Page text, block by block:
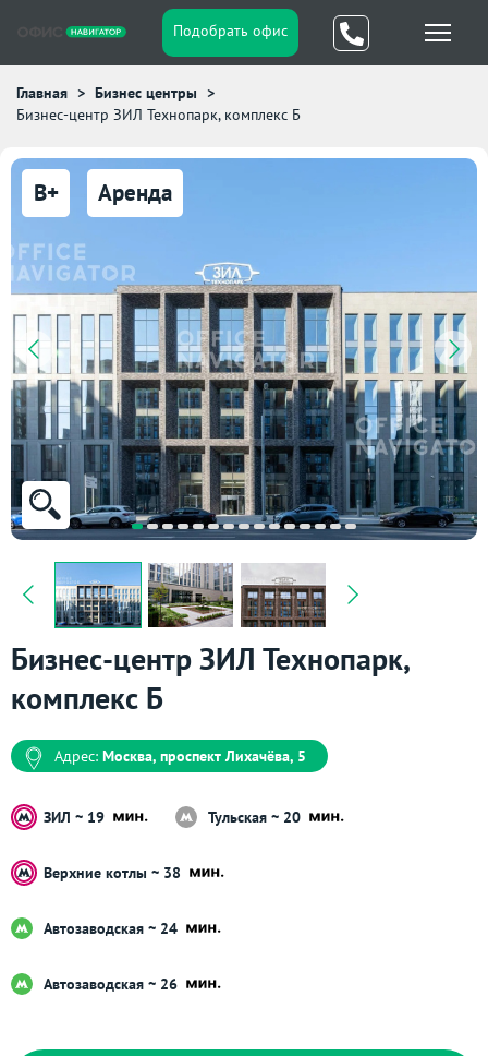
Подобрать офис
Главная
Бизнес центры
Бизнес-центр ЗИЛ Технопарк, комплекс Б
B+ Аренда
Бизнес-центр ЗИЛ Технопарк,
комплекс Б
Адрес: Москва, проспект Лихачёва, 5
ЗИЛ ~ 19 Тульская ~ 20
Верхние котлы ~ 38
Автозаводская ~ 24
Автозаводская ~ 26